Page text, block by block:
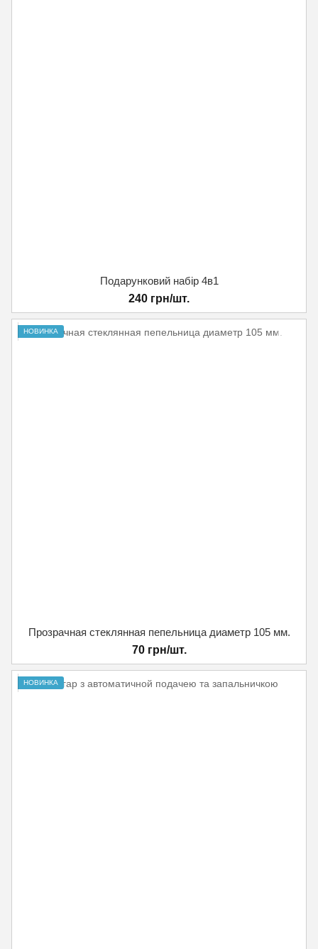
Подарунковий набір 4в1
240 грн/шт.
НОВИНКА
Прозрачная стеклянная пепельница диаметр 105 мм.
70 грн/шт.
НОВИНКА